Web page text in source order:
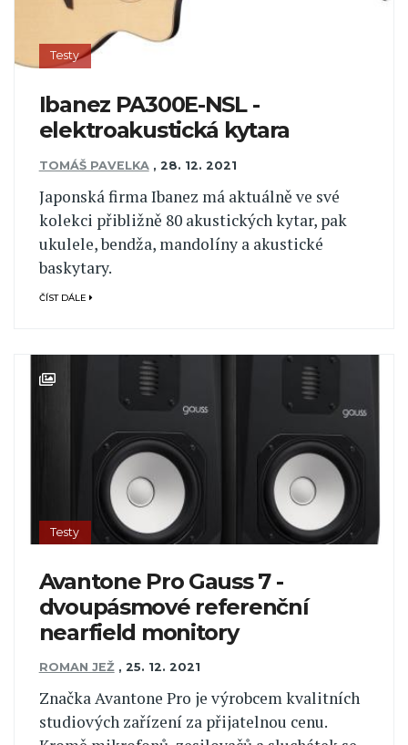
Testy
Ibanez PA300E-NSL -
elektroakustická kytara
TOMÁŠ PAVELKA , 28. 12. 2021
Japonská firma Ibanez má aktuálně ve své
kolekci přibližně 80 akustických kytar, pak
ukulele, bendža, mandolíny a akustické
baskytary.
ČÍST DÁLE
Testy
Avantone Pro Gauss 7 -
dvoupásmové referenční
nearfield monitory
ROMAN JEŽ , 25. 12. 2021
Značka Avantone Pro je výrobcem kvalitních
studiových zařízení za přijatelnou cenu.